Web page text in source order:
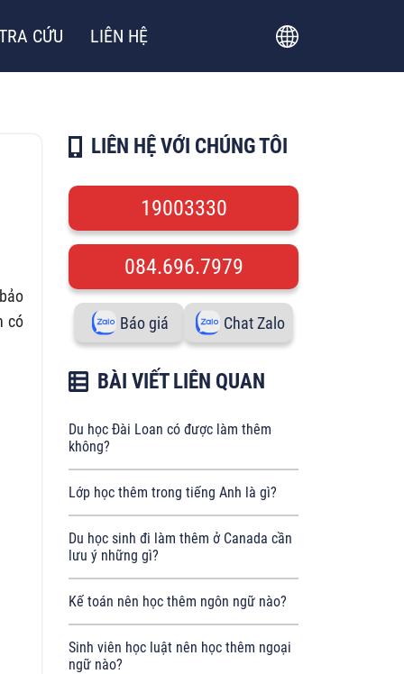
CỨU LIÊN HỆ
có
LIÊN HỆ VỚI CHÚNG TÔI
19003330
084.696.7979
Báo giá Chat Zalo
BÀI VIẾT LIÊN QUAN
Du học Đài Loan có được làm thêm
không?
Lớp học thêm trong tiếng Anh là gì?
Du học sinh đi làm thêm ở Canada cần
lưu ý những gì?
Kế toán nên học thêm ngôn ngữ nào?
Sinh viên học luật nên học thêm ngoại
ngữ nào?